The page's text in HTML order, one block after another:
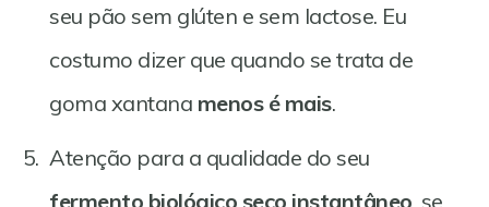
seu pão sem glúten e sem lactose. Eu
costumo dizer que quando se trata de
goma xantana menos é mais.
Atenção para a qualidade do seu
fermento biológico seco instantâneo , se